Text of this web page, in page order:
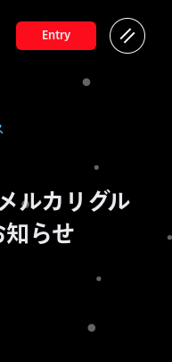
Entry
ルカリグル
らせ